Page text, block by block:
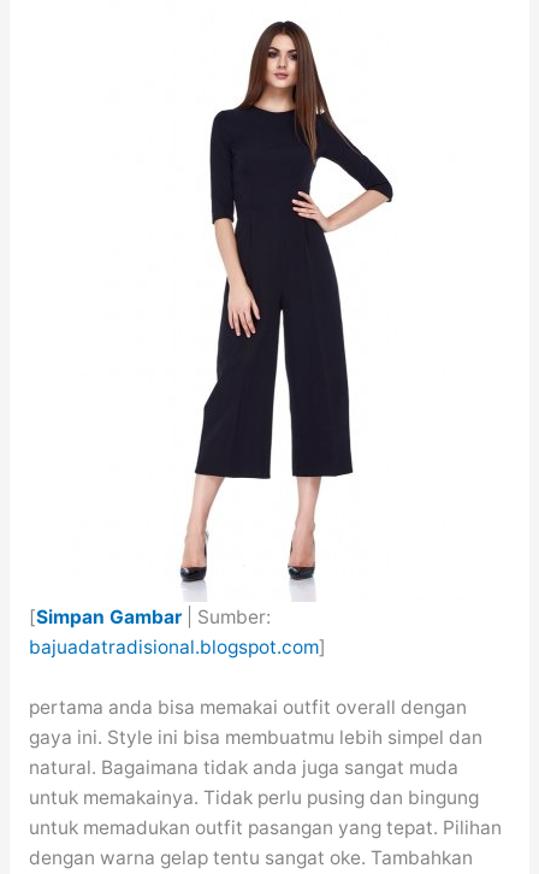
[Simpan Gambar| Sumber:
bajuadatradisional.blogspot.com]
pertama anda bisa memakai outfit overall dengan
gaya ini. Style ini bisa membuatmu lebih simpel dan
natural. Bagaimana tidak anda juga sangat muda
untuk memakainya. Tidak perlu pusing dan bingung
untuk memadukan outfit pasangan yang tepat. Pilihan
dengan warna gelap tentu sangat oke. Tambahkan